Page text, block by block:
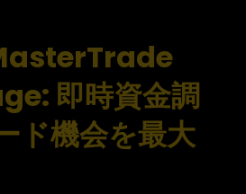
即時資金調
ド機会を最大